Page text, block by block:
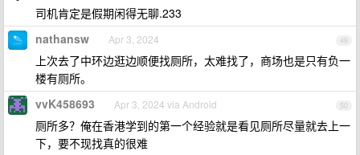
司机肯定是假期闲得无聊.233
49
nathansw Apr 3, 2024
上次去了中环边逛边顺便找厕所，太难找了，商场也是只有负一
楼有厕所。
50
vvK458693 Apr 3, 2024 via Android
厕所多？俺在香港学到的第一个经验就是看见厕所尽量就去上一
下，要不现找真的很难